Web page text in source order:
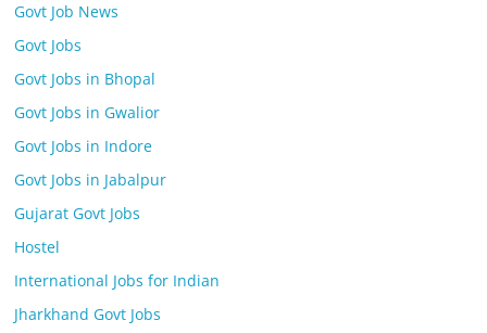
Govt Job News
Govt Jobs
Govt Jobs in Bhopal
Govt Jobs in Gwalior
Govt Jobs in Indore
Govt Jobs in Jabalpur
Gujarat Govt Jobs
Hostel
International Jobs for Indian
Jharkhand Govt Jobs